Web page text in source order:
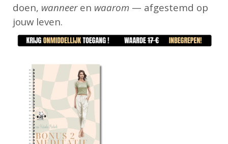
doen, wanneeren waarom — afgestemd op
jouw leven.